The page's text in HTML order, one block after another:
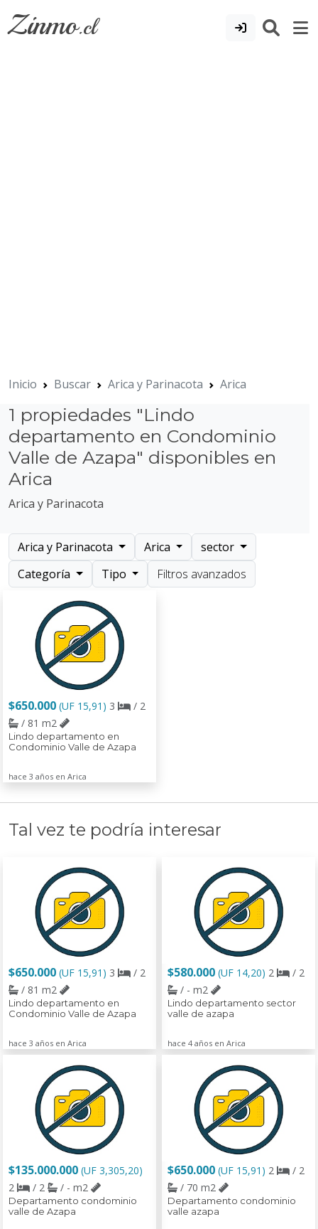
Zinmo.cl
Inicio Buscar Arica y Parinacota Arica
1 propiedades "Lindo
departamento en Condominio
Valle de Azapa" disponibles en
Arica
Arica y Parinacota
Arica y Parinacota Arica
sector
Categoría
Tipo Filtros avanzados
$650.000 (UF 15,91) 3
/ 2
/ 81 m2
Lindo departamento en
Condominio Valle de Azapa
hace 3 años en Arica
Tal vez te podría interesar
$650.000 (UF 15,91) 3
/ 2
/ 81 m2
Lindo departamento en
Condominio Valle de Azapa
hace 3 años en Arica
$580.000 (UF 14,20) 2
/ 2
/ - m2
Lindo departamento sector
valle de azapa
hace 4 años en Arica
$135.000.000 (UF 3,305,20)
2
/ 2 / - m2
Departamento condominio
valle de Azapa
$650.000 (UF 15,91) 2
/ 2
/ 70 m2
Departamento condominio
valle azapa